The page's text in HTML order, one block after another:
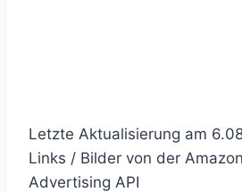
Letzte Aktualisierung am
Links / Bilder von der
Advertising API